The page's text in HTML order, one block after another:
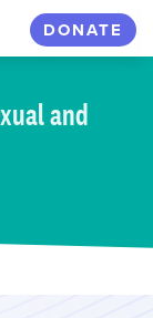
DONATE
and